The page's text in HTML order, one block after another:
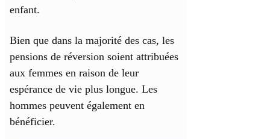
enfant.
Bien que dans la majorité des cas, les
pensions de réversion soient attribuées
aux femmes en raison de leur
espérance de vie plus longue. Les
hommes peuvent également en
bénéficier.